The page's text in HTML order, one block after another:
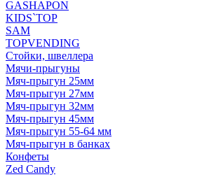
GASHAPON
KIDS`TOP
SAM
TOPVENDING
Стойки, швеллера
Мячи-прыгуны
Мяч-прыгун 25мм
Мяч-прыгун 27мм
Мяч-прыгун 32мм
Мяч-прыгун 45мм
Мяч-прыгун 55-64 мм
Мяч-прыгун в банках
Конфеты
Zed Candy